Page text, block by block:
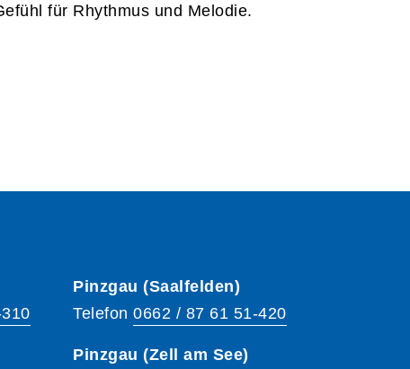
für Rhythmus und Melodie.
Pinzgau (Saalfelden)
Telefon 0662 / 87 61 51-420
Pinzgau (Zell am See)